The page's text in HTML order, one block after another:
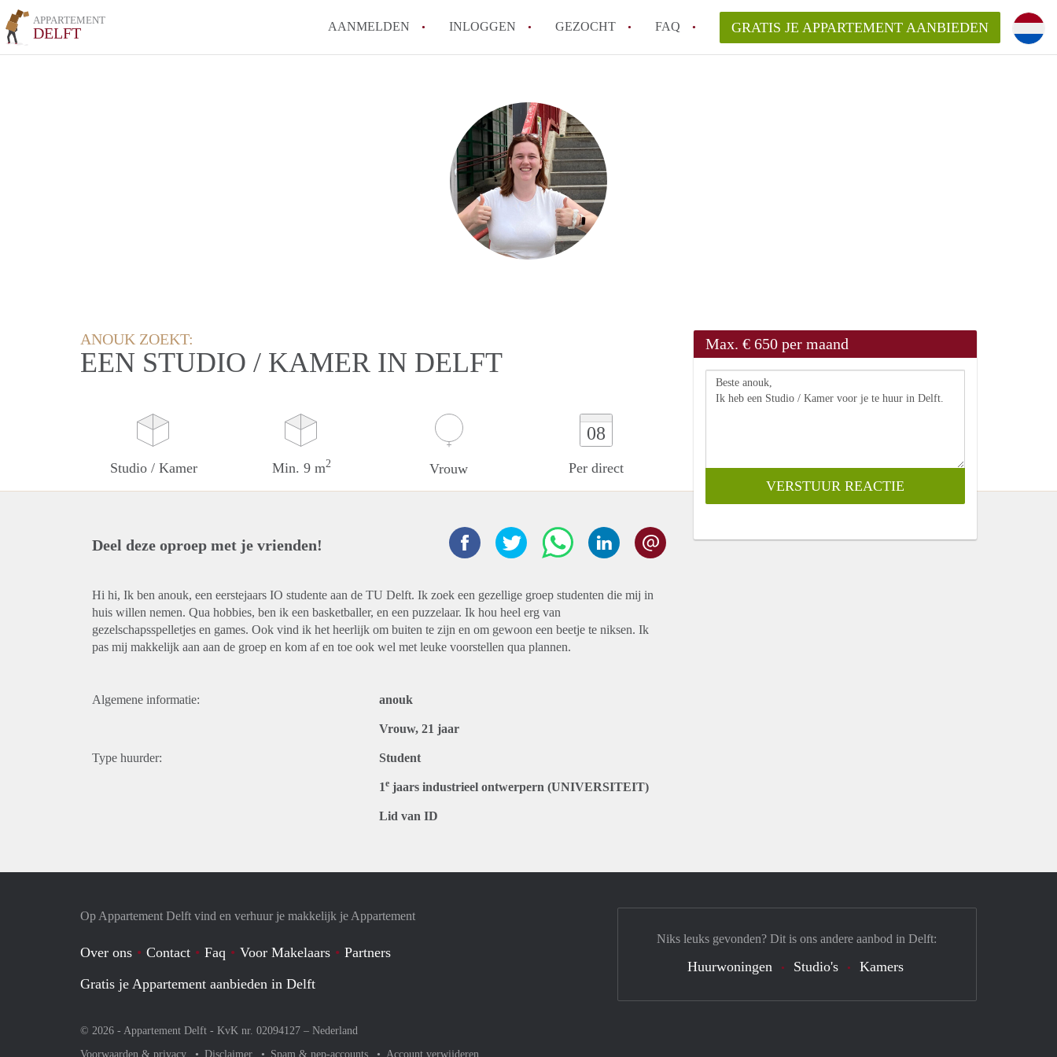
APPARTEMENT
DELFT AANMELDEN INLOGGEN GEZOCHT FAQ
How to translate AppartementDelft!
Wat is AppartementDelft?
Hoeveel kost het om te reageren op een Appartement in Delft?
Wat is de privacyverklaring van AppartementDelft?
Berekent AppartementDelft makelaarsvergoeding/bemiddelingsvergoeding?
Alle veelgestelde vragen
GRATIS JE APPARTEMENT AANBIEDEN
ANOUK ZOEKT:
EEN STUDIO / KAMER IN DELFT
Studio / Kamer Min. 9 m2 Vrouw
08
Per direct
Max. € 650 per maand
Deel deze oproep met je vrienden!
Hi hi, Ik ben anouk, een eerstejaars IO studente aan de TU Delft. Ik zoek een gezellige groep studenten die mij in
huis willen nemen. Qua hobbies, ben ik een basketballer, en een puzzelaar. Ik hou heel erg van
gezelschapsspelletjes en games. Ook vind ik het heerlijk om buiten te zijn en om gewoon een beetje te niksen. Ik
pas mij makkelijk aan aan de groep en kom af en toe ook wel met leuke voorstellen qua plannen.
Algemene informatie: anouk
Vrouw, 21 jaar
Type huurder: Student
1e jaars industrieel ontwerpern (UNIVERSITEIT)
Lid van ID
Op Appartement Delft vind en verhuur je makkelijk je Appartement
Over ons Contact Faq Voor Makelaars
Partners
Gratis je Appartement aanbieden in Delft
© 2026 - Appartement Delft - KvK nr. 02094127 – Nederland
Voorwaarden & privacy
Disclaimer Spam & nep-accounts Account verwijderen
Niks leuks gevonden? Dit is ons andere aanbod in Delft:
Huurwoningen Studio's Kamers